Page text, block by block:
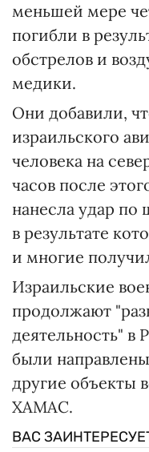
меньшей мере
погибли в
обстрелов и
медики.
Они добавили,
израильского
человека на
часов после
нанесла удар по
в результате
и многие
Израильские
продолжают
деятельность" в
были
другие объекты
ХАМАС.
ВАС